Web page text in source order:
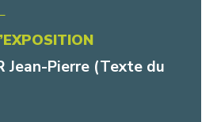
Jean-Pierre (Texte du